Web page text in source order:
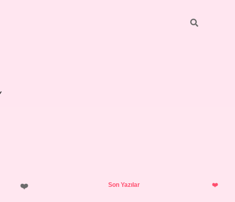
SidebarSon Yazılar